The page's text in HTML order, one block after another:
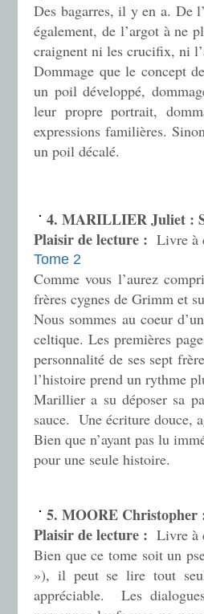
Des bagarres, il y en a. De
également, de l’argot à ne
craignent ni les crucifix, ni
Dommage que le concept
un poil développé,
leur propre portrait,
expressions familières.
un poil décalé.
4. MARILLIER Juliet :
Plaisir de lecture : Livre à
Tome 2
Comme vous l’aurez
frères cygnes de Grimm et
Nous sommes au coeur
celtique. Les premières
personnalité de ses sept
l’histoire prend un rythme
Marillier a su déposer sa
sauce. Une écriture douce,
Bien que n’ayant pas lu
pour une seule histoire.
5. MOORE Christopher
Plaisir de lecture : Livre à
Bien que ce tome soit un
»), il peut se lire tout
appréciable. Les